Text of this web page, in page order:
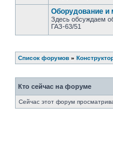
Оборудование и
Здесь обсуждаем
ГАЗ-63/51
Список форумов »
Кто сейчас на форуме
Сейчас этот форум